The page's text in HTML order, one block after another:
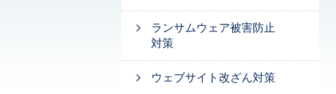
ランサムウェア被害防止
対策
ウェブサイト改ざん対策